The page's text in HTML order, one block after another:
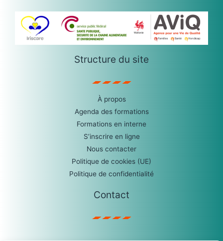
Structure du site
À propos
Agenda des formations
Formations en interne
S’inscrire en ligne
Nous contacter
Politique de cookies (UE)
Politique de confidentialité
Contact